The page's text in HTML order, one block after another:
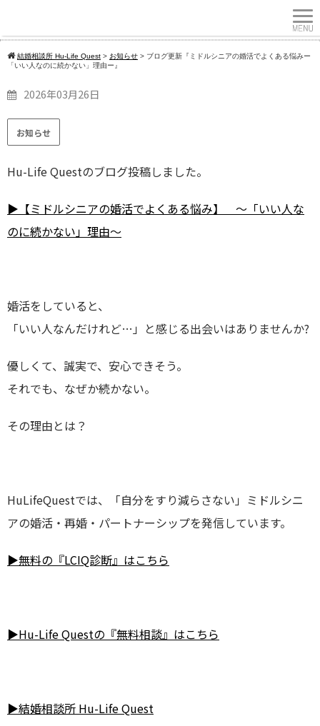
結婚相談所 Hu-Life Quest > お知らせ > ブログ更新『ミドルシニアの婚活でよくある悩みー
「いい人なのに続かない」理由ー』
2026年03月26日
お知らせ
Hu-Life Questのブログ投稿しました。
▶【ミドルシニアの婚活でよくある悩み】 ～「いい人な
のに続かない」理由～
婚活をしていると、
「いい人なんだけれど…」と感じる出会いはありませんか?
優しくて、誠実で、安心できそう。
それでも、なぜか続かない。
その理由とは？
HuLifeQuestでは、「自分をすり減らさない」 ミドルシニ
アの婚活・再婚・パートナーシップを発信しています。
▶無料の『LCIQ診断』はこちら
▶Hu-Life Questの『無料相談』はこちら
▶結婚相談所 Hu-Life Quest